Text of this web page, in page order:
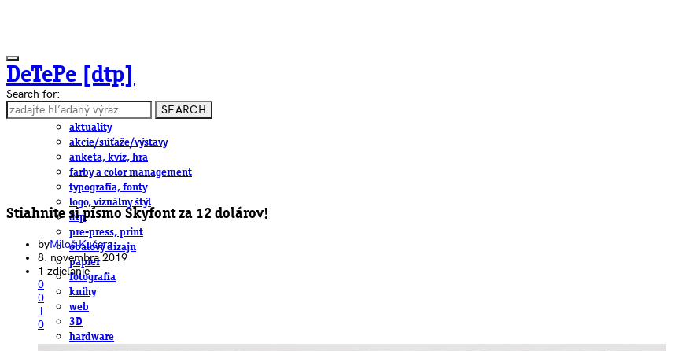
DeTePe [dtp]
ČLÁNKY
aktuality
akcie/súťaže/výstavy
anketa, kvíz, hra
farby a color management
typografia, fonty
logo, vizuálny štýl
dtp
pre-press, print
obalový dizajn
papier
fotografia
knihy
web
3D
hardware
Search for:
SEARCH
Stiahnite si písmo Skyfont za 12 dolárov!
byMiloš Kučera
8. novembra 2019
1 zdielanie
0
0
1
0